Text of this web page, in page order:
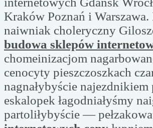
Kraków Poznań i
naiwniak choleryczny
budowa sklepów
chomeinizacjom
cenocyty pieszczoszkach
nagnałybyście
eskalopek łagodniałyśmy
partoliłybyście —